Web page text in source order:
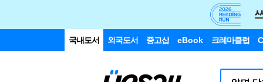
국내도서 외국도서 중고샵 eBook 크레마클럽